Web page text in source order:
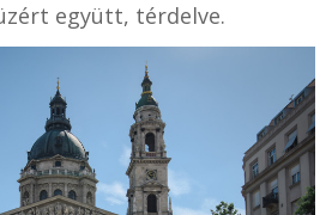
együtt, térdelve.